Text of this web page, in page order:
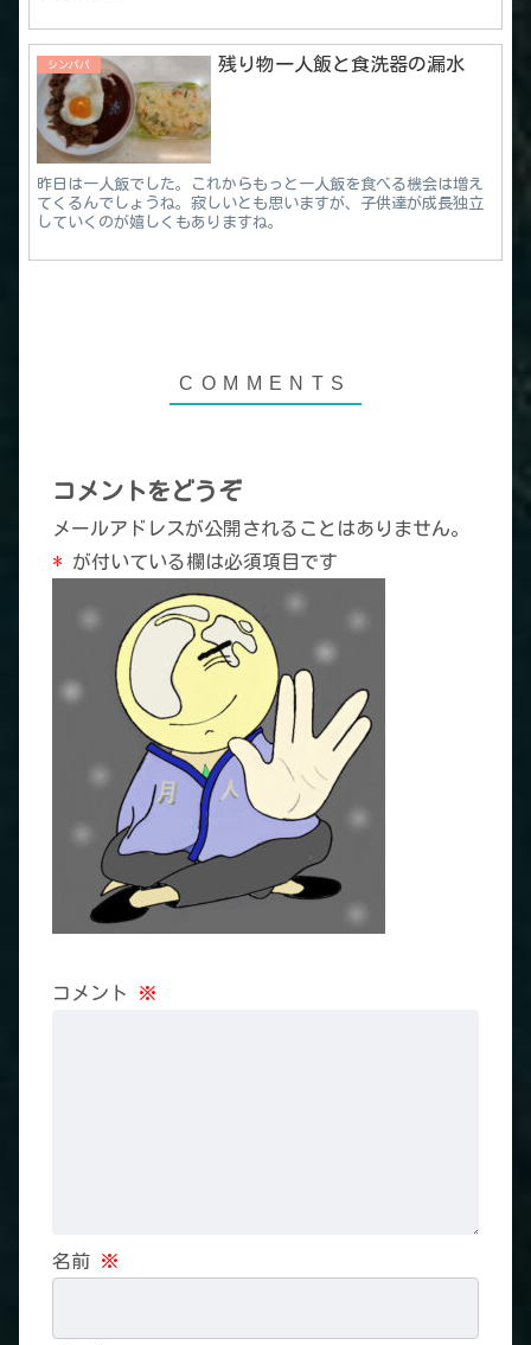
シンパパ 残り物一人飯と食洗器の漏水
昨日は一人飯でした。これからもっと一人飯を食べる機会は増え
てくるんでしょうね。寂しいとも思いますが、子供達が成長独立
していくのが嬉しくもありますね。
コメントをどうぞ
メールアドレスが公開されることはありません。
* が付いている欄は必須項目です
コメント ※
名前 ※